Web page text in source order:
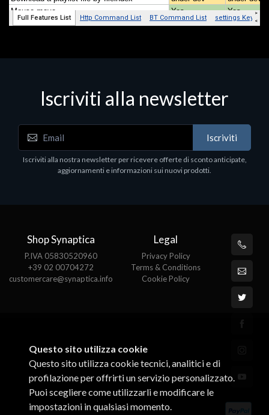
Iscriviti alla newsletter
Iscriviti
Iscriviti alla nostra newsletter per ricevere offerte di sconto anticipate,
aggiornamenti e informazioni sui nuovi prodotti.
Shop Synaptica
P.IVA 05830520960
+39 02 00704272
customercare@synaptica.info
Legal
Privacy Policy
Terms & Conditions
Cookie Policy
Questo sito utilizza cookie
Questo sito utilizza cookie tecnici, analitici e di
profilazione per offrirti un servizio personalizzato.
Puoi scegliere come utilizzarli e modificare le
impostazioni in qualsiasi momento.